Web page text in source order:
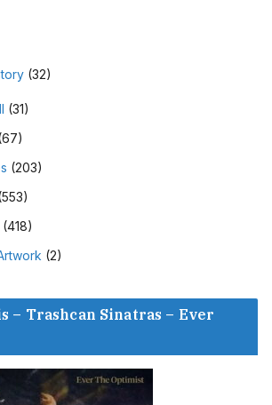
(32)
(31)
(203)
(418)
(2)
– Trashcan Sinatras – Ever